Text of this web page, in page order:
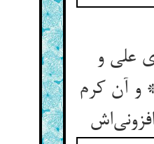
علی و
آن کرم